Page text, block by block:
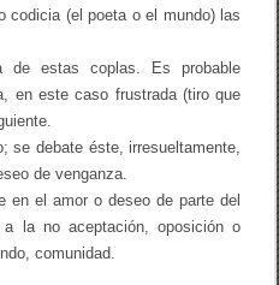
codicia (el poeta o el mundo) las
de estas coplas. Es probable
en este caso frustrada (tiro que
se debate éste, irresueltamente,
de venganza.
en el amor o deseo de parte del
la no aceptación, oposición o
comunidad.